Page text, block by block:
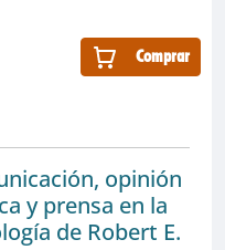
Comprar
opinión
y prensa en la
de Robert E.